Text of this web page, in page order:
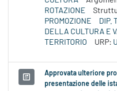
ROTAZIONE
PROMOZIONE
DIP.
DELLA CULTURA E
TERRITORIO
URP:
Approvata ulteriore
presentazione delle